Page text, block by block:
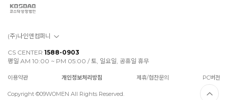
(주)나인앤컴퍼니
CS CENTER 1588-0903
평일 AM 10:00 ~ PM 05:00 / 토, 일요일, 공휴일 휴무
이용약관 개인정보처리방침 제휴/협찬문의 PC버전
Copyright ©09WOMEN All Rights Reserved.